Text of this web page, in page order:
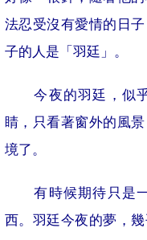
法忍受沒有愛情的日
子的人是「羽廷」。
今夜的羽廷，似乎
睛，只看著窗外的風
境了。
有時候期待只是一
西。羽廷今夜的夢，